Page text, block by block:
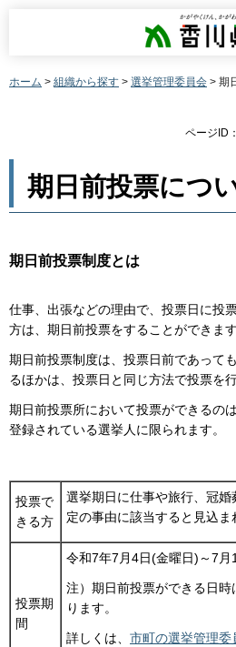
香川県
ホーム > 組織から探す > 選挙管理委員会 > 期
ページID
期日前投票につ
期日前投票制度とは
仕事、出張などの理由で、投票日に投
方は、期日前投票をすることができます
期日前投票制度は、投票日前であって
るほかは、投票日と同じ方法で投票を
期日前投票所において投票ができるの
登録されている選挙人に限られます。
投票で
きる方
選挙期日に仕事や旅行、冠
定の事由に該当すると見込ま
投票期
間
令和7年7月4日(金曜日)～7月
注）期日前投票ができる日
ります。
詳しくは、 市町の選挙管理委